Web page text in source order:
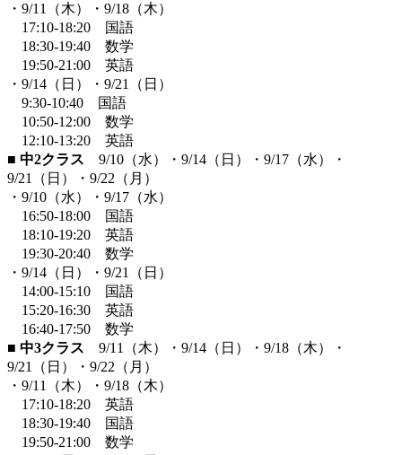
・9/11（木）・9/18（木）
17:10-18:20 国語
18:30-19:40 数学
19:50-21:00 英語
・9/14（日）・9/21（日）
9:30-10:40 国語
10:50-12:00 数学
12:10-13:20 英語
■ 中2クラス 9/10（水）・9/14（日）・9/17（水）・
9/21（日）・9/22（月）
・9/10（水）・9/17（水）
16:50-18:00 国語
18:10-19:20 英語
19:30-20:40 数学
・9/14（日）・9/21（日）
14:00-15:10 国語
15:20-16:30 英語
16:40-17:50 数学
■ 中3クラス 9/11（木）・9/14（日）・9/18（木）・
9/21（日）・9/22（月）
・9/11（木）・9/18（木）
17:10-18:20 英語
18:30-19:40 国語
19:50-21:00 数学